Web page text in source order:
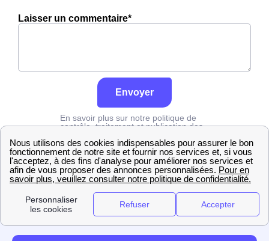
Laisser un commentaire*
Envoyer
En savoir plus sur notre politique de
contrôle, traitement et publication des
Grdf Jura Censeau